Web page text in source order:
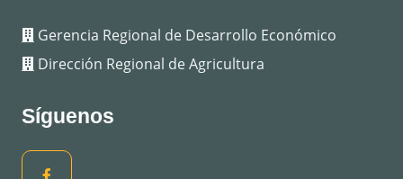
Gerencia Regional de Desarrollo Económico
Dirección Regional de Agricultura
Síguenos